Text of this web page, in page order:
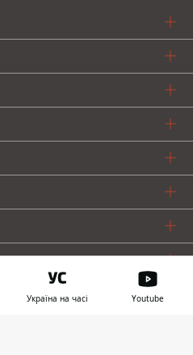
Україна на часі Youtube